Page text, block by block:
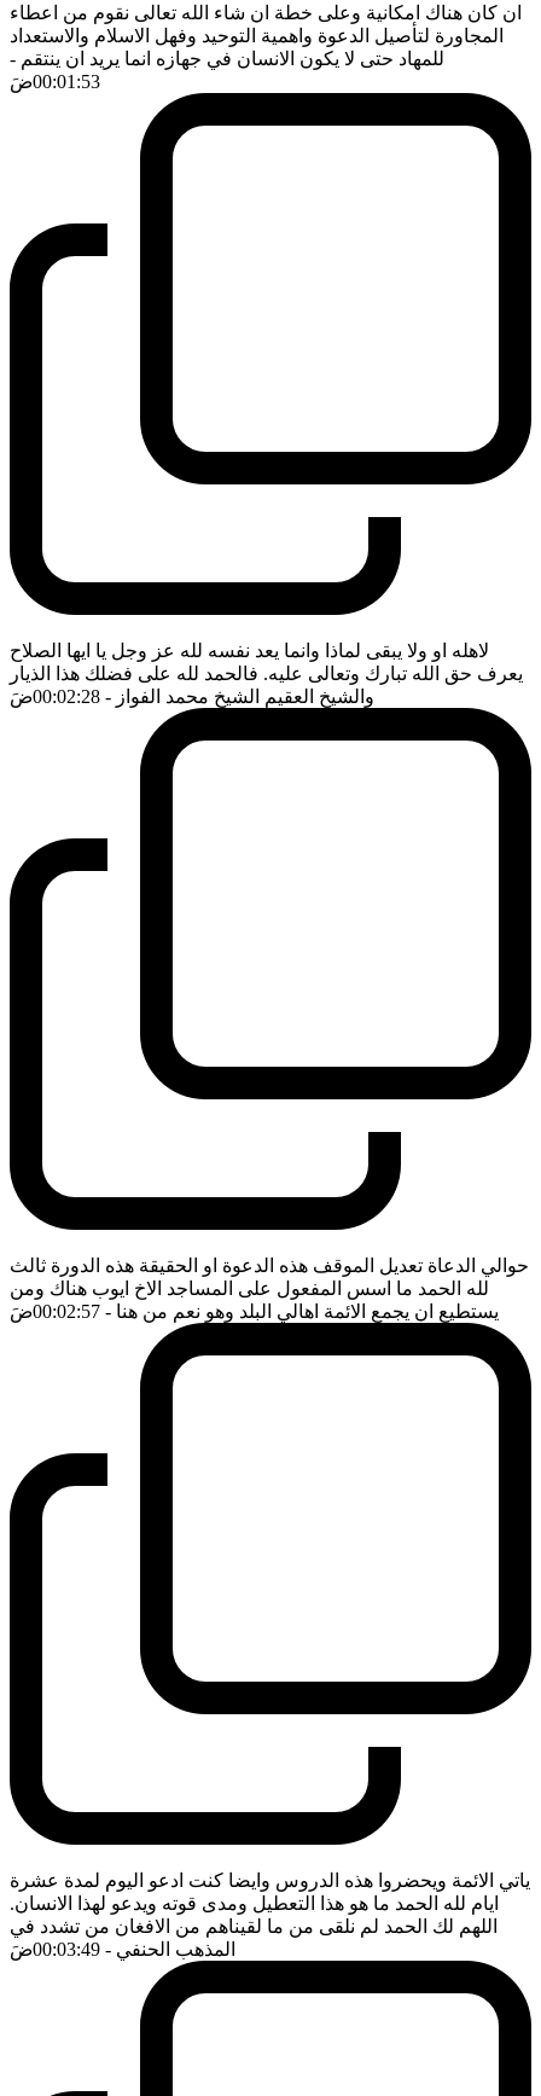
ان كان هناك امكانية وعلى خطة ان شاء الله تعالى نقوم من اعطاء
المجاورة لتأصيل الدعوة واهمية التوحيد وفهل الاسلام والاستعداد
للمهاد حتى لا يكون الانسان في جهازه انما يريد ان ينتقم -
00:01:53ضَ
لاهله او ولا يبقى لماذا وانما يعد نفسه لله عز وجل يا ايها الصلاح
يعرف حق الله تبارك وتعالى عليه. فالحمد لله على فضلك هذا الذيار
والشيخ العقيم الشيخ محمد الفواز - 00:02:28 ضَ
حوالي الدعاة تعديل الموقف هذه الدعوة او الحقيقة هذه الدورة ثالث
لله الحمد ما اسس المفعول على المساجد الاخ ايوب هناك ومن
يستطيع ان يجمع الائمة اهالي البلد وهو نعم من هنا - 00:02:57 ضَ
ياتي الائمة ويحضروا هذه الدروس وايضا كنت ادعو اليوم لمدة عشرة
ايام لله الحمد ما هو هذا التعطيل ومدى قوته ويدعو لهذا الانسان.
اللهم لك الحمد لم نلقى من ما لقيناهم من الافغان من تشدد في
المذهب الحنفي - 00:03:49 ضَ